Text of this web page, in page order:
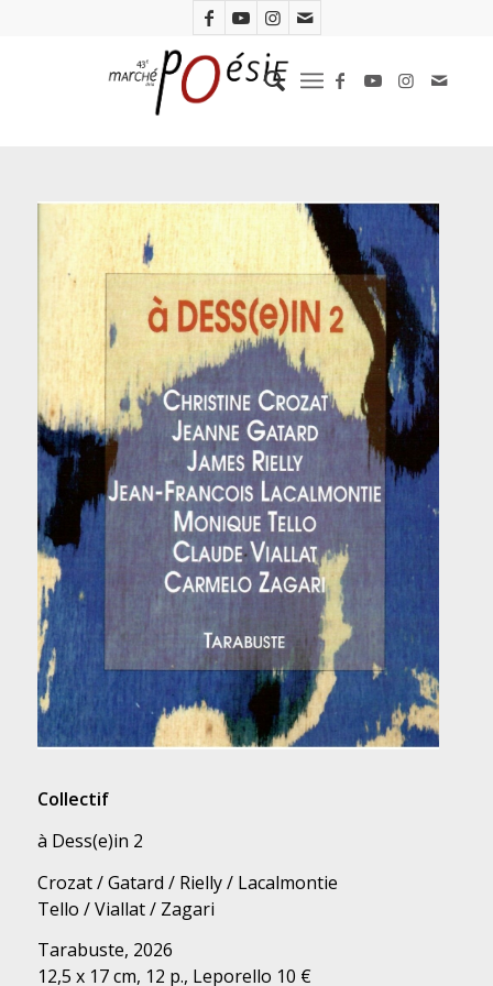
Collectif
à Dess(e)in 2
Crozat / Gatard / Rielly / Lacalmontie
Tello / Viallat / Zagari
Tarabuste, 2026
12,5 x 17 cm, 12 p., Leporello 10 €